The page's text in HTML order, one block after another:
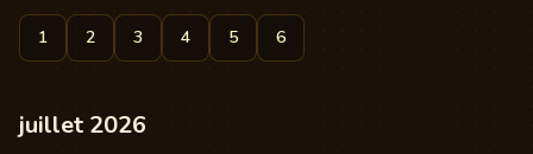
1 2 3 4 5 6
juillet 2026